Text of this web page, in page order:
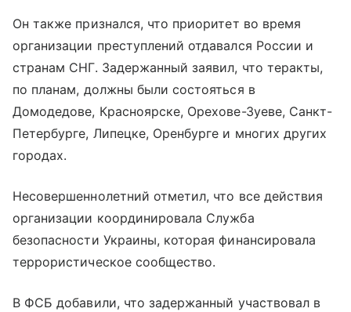
Он также признался, что приоритет во время
организации преступлений отдавался России и
странам СНГ. Задержанный заявил, что теракты,
по планам, должны были состояться в
Домодедове, Красноярске, Орехове-Зуеве, Санкт-
Петербурге, Липецке, Оренбурге и многих других
городах.
Несовершеннолетний отметил, что все действия
организации координировала Служба
безопасности Украины, которая финансировала
террористическое сообщество.
В ФСБ добавили, что задержанный участвовал в